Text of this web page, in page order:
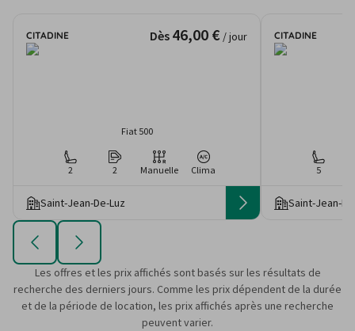
CITADINE Dès 46,00 € / jour
Fiat 500
2 2 Manuelle Clima
Saint-Jean-De-Luz
CITADINE
5
Saint-Jean-
Les offres et les prix affichés sont basés sur les résultats de
recherche des derniers jours. Comme les prix dépendent de la durée
et de la période de location, les prix affichés après une recherche
peuvent varier.